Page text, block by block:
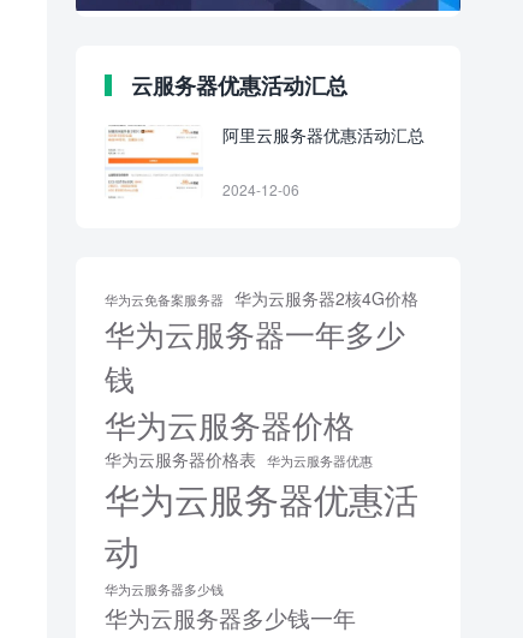
云服务器优惠活动汇总
阿里云服务器优惠活动汇总
2024-12-06
华为云免备案服务器 华为云服务器2核4G价格
华为云服务器一年多少
钱
华为云服务器价格
华为云服务器价格表 华为云服务器优惠
华为云服务器优惠活
动
华为云服务器多少钱
华为云服务器多少钱一年